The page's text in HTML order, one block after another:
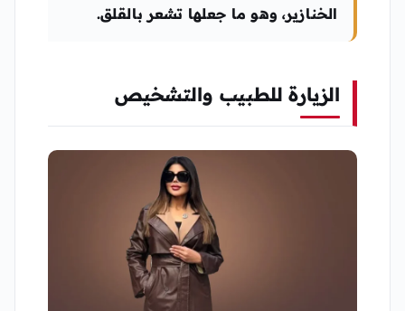
الخنازير، وهو ما جعلها تشعر بالقلق.
الزيارة للطبيب والتشخيص